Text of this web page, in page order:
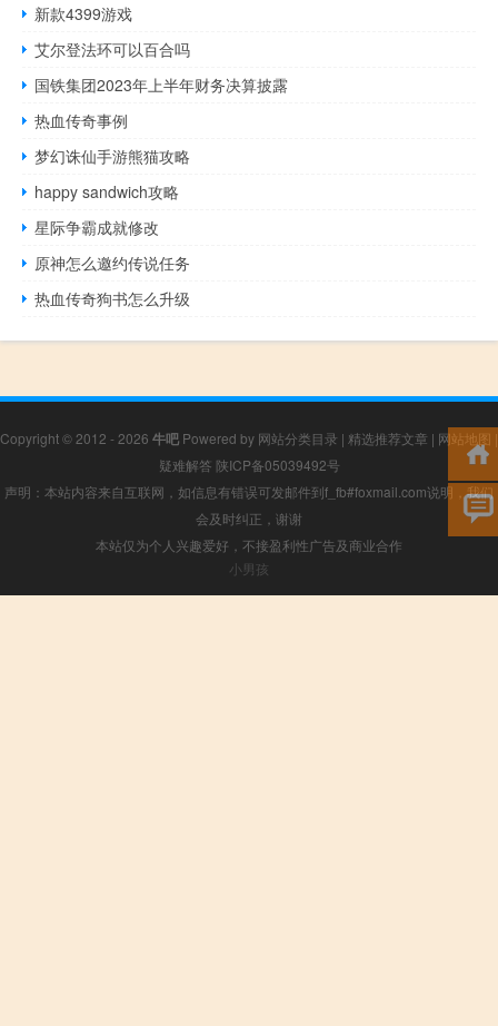
新款4399游戏
艾尔登法环可以百合吗
国铁集团2023年上半年财务决算披露
热血传奇事例
梦幻诛仙手游熊猫攻略
happy sandwich攻略
星际争霸成就修改
原神怎么邀约传说任务
热血传奇狗书怎么升级
Copyright © 2012 - 2026 牛吧 Powered by 网站分类目录 | 精选推荐文章 | 网站地图 |
疑难解答 陕ICP备05039492号
声明：本站内容来自互联网，如信息有错误可发邮件到f_fb#foxmail.com说明，我们
会及时纠正，谢谢
本站仅为个人兴趣爱好，不接盈利性广告及商业合作
小男孩